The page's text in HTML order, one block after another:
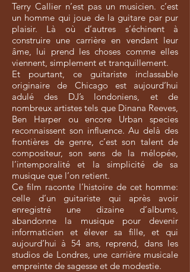
Terry Callier n’est pas un musicien. c’est
un homme qui joue de la guitare par pur
plaisir. Là où d’autres s’échinent à
construire une carrière en vendant leur
âme, lui prend les choses comme elles
viennent, simplement et tranquillement.
Et pourtant, ce guitariste inclassable
originaire de Chicago est aujourd’hui
adulé des DJ’s londoniens, et de
nombreux artistes tels que Dinana Reeves,
Ben Harper ou encore Urban species
reconnaissent son influence. Au delà des
frontières de genre, c’est son talent de
compositeur, son sens de la mélopée,
l’intemporalité et la simplicité de sa
musique que l’on retient.
Ce film raconte l’histoire de cet homme:
celle d’un guitariste qui après avoir
enregistré une dizaine d’albums,
abandonne la musique pour devenir
informaticien et élever sa fille, et qui
aujourd’hui à 54 ans, reprend, dans les
studios de Londres, une carrière musicale
empreinte de sagesse et de modestie.